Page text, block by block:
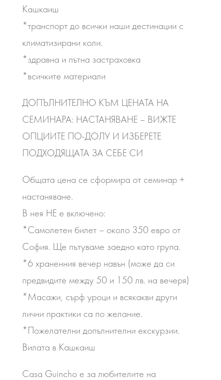
Кашкаиш
*транспорт до всички наши дестинации с
климатизирани коли.
*здравна и пътна застраховка
*всичките материали
ДОПЪЛНИТЕЛНО КЪМ ЦЕНАТА НА
СЕМИНАРА: НАСТАНЯВАНЕ – ВИЖТЕ
ОПЦИИТЕ ПО-ДОЛУ И ИЗБЕРЕТЕ
ПОДХОДЯЩАТА ЗА СЕБЕ СИ
Общата цена се сформира от семинар +
настаняване.
В нея НЕ е включено:
*Самолетен билет – около 350 евро от
София. Ще пътуваме заедно като група.
*6 храненния вечер навън (може да си
предвидите между 50 и 150 лв. на вечеря)
*Масажи, сърф уроци и всякакви други
лични практики са по желание.
*Пожелателни допълнителни екскурзии.
Вилата в Кашкаиш
Casa Guincho е за любителите на